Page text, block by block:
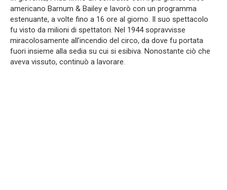
americano Barnum & Bailey e lavorò con un programma
estenuante, a volte fino a 16 ore al giorno. Il suo spettacolo
fu visto da milioni di spettatori. Nel 1944 sopravvisse
miracolosamente all’incendio del circo, da dove fu portata
fuori insieme alla sedia su cui si esibiva. Nonostante ciò che
aveva vissuto, continuò a lavorare.